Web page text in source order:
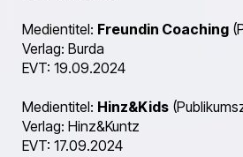
Medientitel: Freundin Coaching
Verlag: Burda
EVT: 19.09.2024
Medientitel: Hinz&Kids
Verlag: Hinz&Kuntz
EVT: 17.09.2024